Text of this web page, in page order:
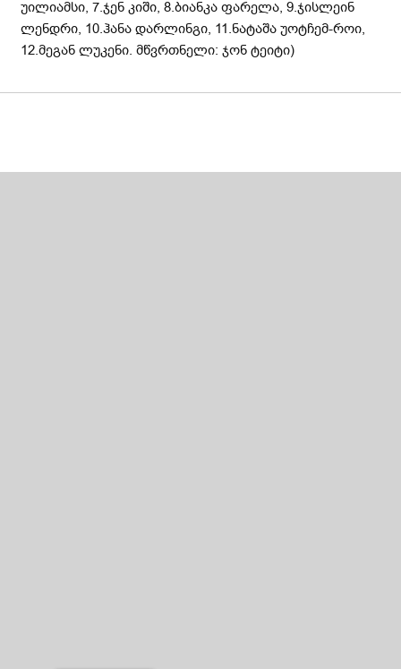
უილიამსი, 7.ჯენ კიში, 8.ბიანკა ფარელა, 9.ჯისლეინ
ლენდრი, 10.ჰანა დარლინგი, 11.ნატაშა უოტჩემ-როი,
12.მეგან ლუკენი. მწვრთნელი: ჯონ ტეიტი)